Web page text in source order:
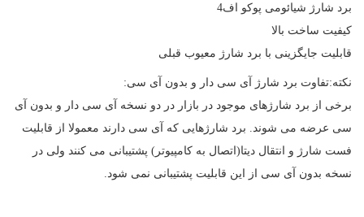
برد شارژ شیائومی پوکو اف4
کیفیت ساخت بالا
قابلیت جایگزینی با برد شارژ معیوب قبلی
نکته:تفاوت برد شارژ آی سی دار و بدون آی سی:
برخی از برد شارژهای موجود در بازار در دو نسخه آی سی دار و بدون آی
سی عرضه می شوند. برد شارژهایی که آی سی دارند معمولا از قابلیت
فست شارژ و انتقال دیتا(اتصال به کامپیوتر) پشتیبانی می کنند ولی در
نسخه بدون آی سی از این قابلیت پشتیبانی نمی شود.